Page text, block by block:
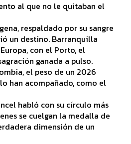
al que no le quitaban el
respaldado por su sangre
un destino. Barranquilla
con el Porto, el
ganada a pulso.
el peso de un 2026
han acompañado, como el
habló con su círculo más
se cuelgan la medalla de
dimensión de un